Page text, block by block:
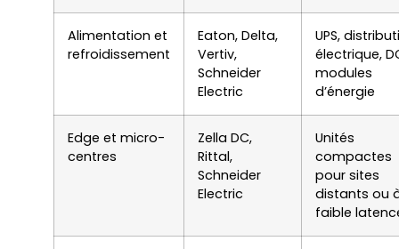
Alimentation et
refroidissement
Eaton, Delta,
Vertiv,
Schneider
Electric
UPS,
électrique,
modules
d’énergie
Edge et micro-
centres
Zella DC,
Rittal,
Schneider
Electric
Unités
compactes
pour sites
distants ou
faible